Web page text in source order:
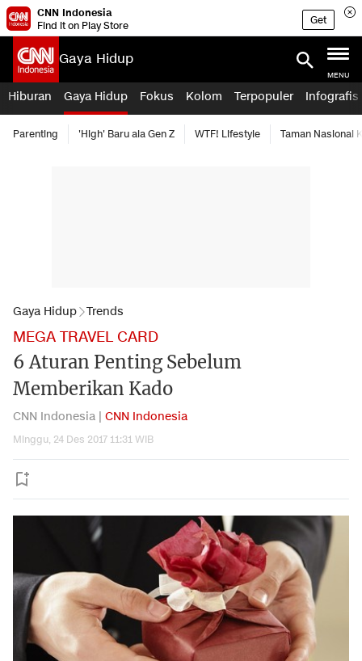
CNN Indonesia
Find it on Play Store
Get
Gaya Hidup
MENU
Hiburan Gaya Hidup Fokus Kolom Terpopuler Infografis
Parenting 'High' Baru ala Gen Z WTF! Lifestyle Taman Nasional
Gaya Hidup Trends
MEGA TRAVEL CARD
6 Aturan Penting Sebelum
Memberikan Kado
CNN Indonesia | CNN Indonesia
Minggu, 24 Des 2017 11:31 WIB